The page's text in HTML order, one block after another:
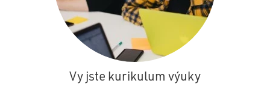
Vy jste kurikulum výuky